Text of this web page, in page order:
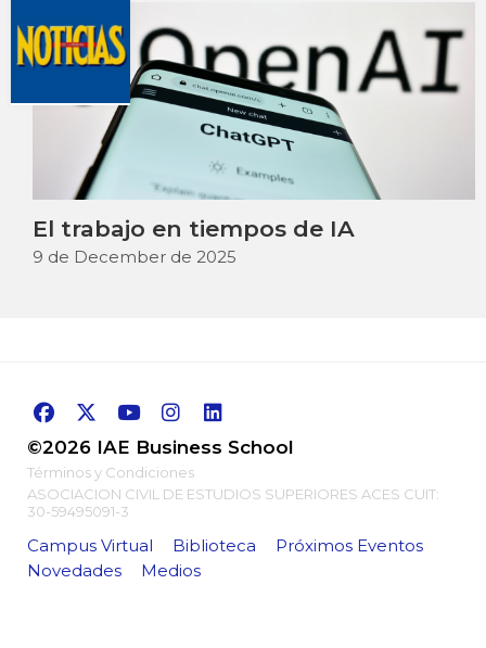
El trabajo en tiempos de IA
9 de December de 2025
©2026 IAE Business School
Términos y Condiciones
ASOCIACION CIVIL DE ESTUDIOS SUPERIORES ACES CUIT:
30-59495091-3
Campus Virtual Biblioteca
Próximos Eventos
Novedades
Medios